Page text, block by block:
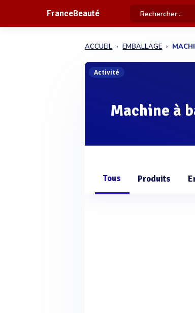
FranceBeauté
ACCUEIL EMBALLAGE
Activité
Machine à
Tous Produits